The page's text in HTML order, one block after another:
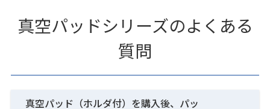
真空パッドシリーズのよくある
質問
真空パッド（ホルダ付）を購入後、パッ